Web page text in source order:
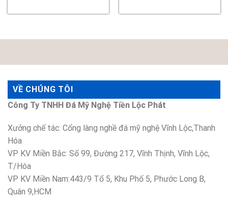
VỀ CHÚNG TÔI
Công Ty TNHH Đá Mỹ Nghệ Tiền Lộc Phát
Xưởng chế tác: Cổng làng nghề đá mỹ nghệ Vĩnh Lộc,Thanh
Hóa
VP KV Miền Bắc: Số 99, Đường 217, Vĩnh Thịnh, Vĩnh Lộc,
T/Hóa
VP KV Miền Nam:443/9 Tổ 5, Khu Phố 5, Phước Long B,
Quân 9,HCM